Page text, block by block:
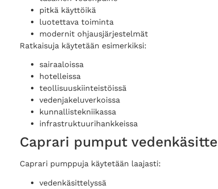
pitkä käyttöikä
luotettava toiminta
modernit ohjausjärjestelmät
Ratkaisuja käytetään esimerkiksi:
sairaaloissa
hotelleissa
teollisuuskiinteistöissä
vedenjakeluverkoissa
kunnallistekniikassa
infrastruktuurihankkeissa
Caprari pumput
Caprari pumppuja käytetään laajasti:
vedenkäsittelyssä